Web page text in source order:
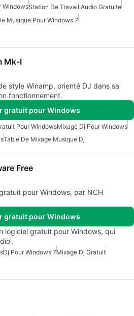
WindowsStation De Travail Audio Gratuite
Musique Pour Windows 7
Mk-I
style Winamp, orienté DJ dans sa
fonctionnement.
gratuit pour Windows
Pour WindowsMixage Dj Pour Windows
Table De Mixage Musique Dj
Free
pour Windows, par NCH
gratuit pour Windows
logiciel gratuit pour Windows, qui
Dj Pour Windows 7Mixage Dj Gratuit